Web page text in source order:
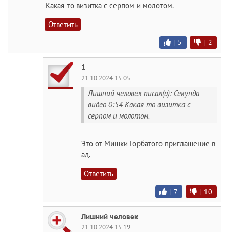
Какая-то визитка с серпом и молотом.
Ответить
| 5 | 2
1
21.10.2024 15:05
Лишний человек писал(а): Секунда
видео 0:54 Какая-то визитка с
серпом и молотом.
Это от Мишки Горбатого приглашение в
ад.
Ответить
| 7 | 10
Лишний человек
21.10.2024 15:19